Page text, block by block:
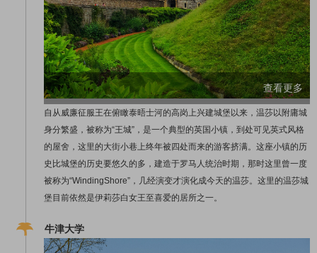
查看更多
自从威廉征服王在俯瞰泰晤士河的高岗上兴建城堡以来，温莎以附庸城
身分繁盛，被称为“王城”，是一个典型的英国小镇，到处可见英式风格
的屋舍，这里的大街小巷上终年被四处而来的游客挤满。这座小镇的历
史比城堡的历史要悠久的多，建造于罗马人统治时期，那时这里曾一度
被称为“WindingShore”，几经演变才演化成今天的温莎。这里的温莎城
堡目前依然是伊莉莎白女王至喜爱的居所之一。
牛津大学